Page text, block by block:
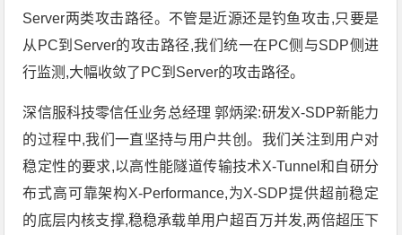
Server两类攻击路径。不管是近源还是钓鱼攻击,只要是
从PC到Server的攻击路径,我们统一在PC侧与SDP侧进
行监测,大幅收敛了PC到Server的攻击路径。
深信服科技零信任业务总经理 郭炳梁:研发X-SDP新能力
的过程中,我们一直坚持与用户共创。我们关注到用户对
稳定性的要求,以高性能隧道传输技术X-Tunnel和自研分
布式高可靠架构X-Performance,为X-SDP提供超前稳定
的底层内核支撑,稳稳承载单用户超百万并发,两倍超压下